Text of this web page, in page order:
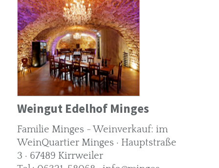
Weingut Edelhof Minges
Familie Minges - Weinverkauf: im
WeinQuartier Minges · Hauptstraße
3 · 67489 Kirrweiler